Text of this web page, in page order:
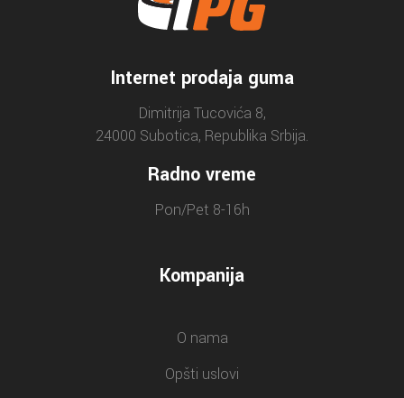
Internet prodaja guma
Dimitrija Tucovića 8,
24000 Subotica, Republika Srbija.
Radno vreme
Pon/Pet 8-16h
Kompanija
O nama
Opšti uslovi